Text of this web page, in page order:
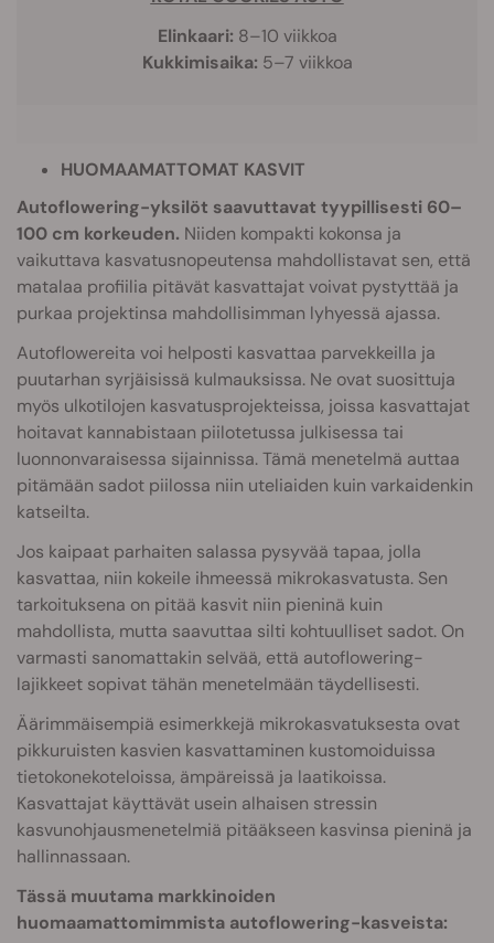
Elinkaari: 8–10 viikkoa
Kukkimisaika: 5–7 viikkoa
HUOMAAMATTOMAT KASVIT
Autoflowering-yksilöt saavuttavat tyypillisesti 60–
100 cm korkeuden. Niiden kompakti kokonsa ja
vaikuttava kasvatusnopeutensa mahdollistavat sen, että
matalaa profiilia pitävät kasvattajat voivat pystyttää ja
purkaa projektinsa mahdollisimman lyhyessä ajassa.
Autoflowereita voi helposti kasvattaa parvekkeilla ja
puutarhan syrjäisissä kulmauksissa. Ne ovat suosittuja
myös ulkotilojen kasvatusprojekteissa, joissa kasvattajat
hoitavat kannabistaan piilotetussa julkisessa tai
luonnonvaraisessa sijainnissa. Tämä menetelmä auttaa
pitämään sadot piilossa niin uteliaiden kuin varkaidenkin
katseilta.
Jos kaipaat parhaiten salassa pysyvää tapaa, jolla
kasvattaa, niin kokeile ihmeessä mikrokasvatusta. Sen
tarkoituksena on pitää kasvit niin pieninä kuin
mahdollista, mutta saavuttaa silti kohtuulliset sadot. On
varmasti sanomattakin selvää, että autoflowering-
lajikkeet sopivat tähän menetelmään täydellisesti.
Äärimmäisempiä esimerkkejä mikrokasvatuksesta ovat
pikkuruisten kasvien kasvattaminen kustomoiduissa
tietokonekoteloissa, ämpäreissä ja laatikoissa.
Kasvattajat käyttävät usein alhaisen stressin
kasvunohjausmenetelmiä pitääkseen kasvinsa pieninä ja
hallinnassaan.
Tässä muutama markkinoiden
huomaamattomimmista autoflowering-kasveista: